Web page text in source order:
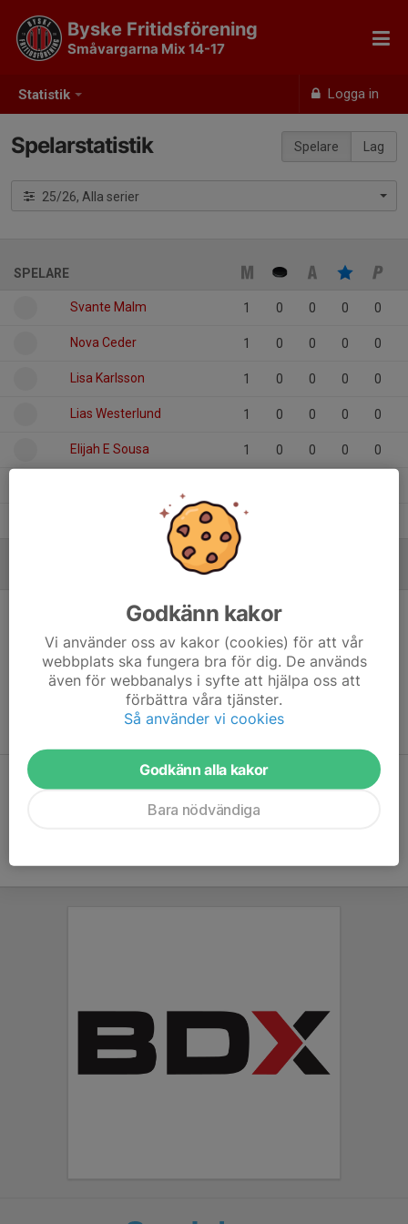
Statistik Logga in
Byske Fritidsförening
Småvargarna Mix 14-17
Spelare Lag
Spelarstatistik
25/26, Alla serier
SPELARE
Svante Malm 1 0 0 0 0
Nova Ceder 1 0 0 0 0
Lisa Karlsson 1 0 0 0 0
Lias Westerlund 1 0 0 0 0
Elijah E Sousa 1 0 0 0 0
Ingen målvaktsstatistik inlagd
Dela statistik
Godkänn kakor
Vi använder oss av kakor (cookies) för att vår
webbplats ska fungera bra för dig. De används
även för webbanalys i syfte att hjälpa oss att
förbättra våra tjänster.
Så använder vi cookies
Godkänn alla kakor
Bara nödvändiga